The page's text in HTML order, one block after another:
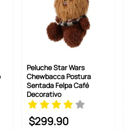
Peluche Star Wars
Chewbacca Postura
Sentada Felpa Café
Decorativo
$299.90